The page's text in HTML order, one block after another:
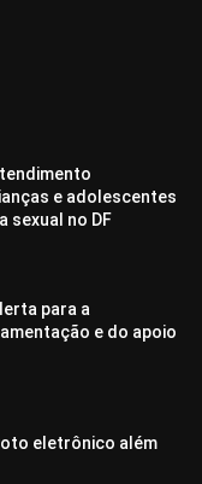
e adolescentes
sexual no DF
para a
e do apoio
eletrônico além